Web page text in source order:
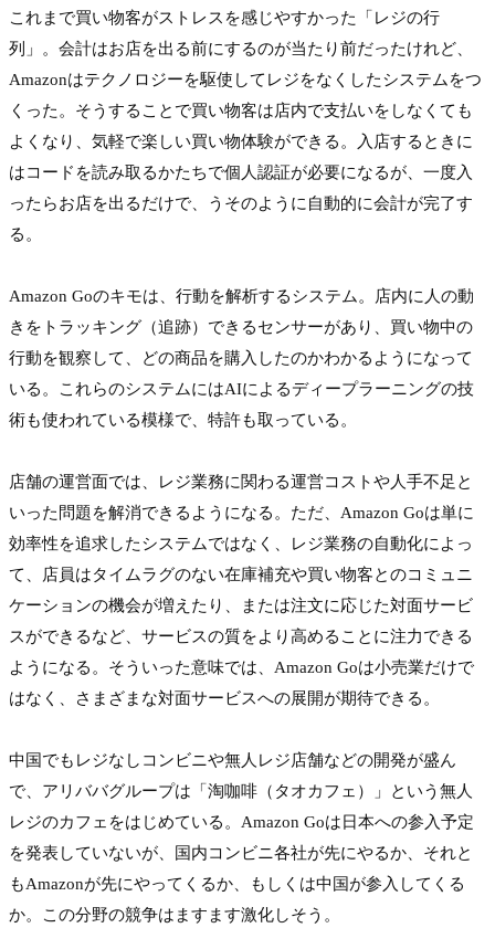
これまで買い物客がストレスを感じやすかった「レジの行
列」。会計はお店を出る前にするのが当たり前だったけれど、
Amazonはテクノロジーを駆使してレジをなくしたシステムをつ
くった。そうすることで買い物客は店内で支払いをしなくても
よくなり、気軽で楽しい買い物体験ができる。入店するときに
はコードを読み取るかたちで個人認証が必要になるが、一度入
ったらお店を出るだけで、うそのように自動的に会計が完了す
る。
Amazon Goのキモは、行動を解析するシステム。店内に人の動
きをトラッキング（追跡）できるセンサーがあり、買い物中の
行動を観察して、どの商品を購入したのかわかるようになって
いる。これらのシステムにはAIによるディープラーニングの技
術も使われている模様で、特許も取っている。
店舗の運営面では、レジ業務に関わる運営コストや人手不足と
いった問題を解消できるようになる。ただ、Amazon Goは単に
効率性を追求したシステムではなく、レジ業務の自動化によっ
て、店員はタイムラグのない在庫補充や買い物客とのコミュニ
ケーションの機会が増えたり、または注文に応じた対面サービ
スができるなど、サービスの質をより高めることに注力できる
ようになる。そういった意味では、Amazon Goは小売業だけで
はなく、さまざまな対面サービスへの展開が期待できる。
中国でもレジなしコンビニや無人レジ店舗などの開発が盛ん
で、アリババグループは「淘咖啡（タオカフェ）」という無人
レジのカフェをはじめている。Amazon Goは日本への参入予定
を発表していないが、国内コンビニ各社が先にやるか、それと
もAmazonが先にやってくるか、もしくは中国が参入してくる
か。この分野の競争はますます激化しそう。